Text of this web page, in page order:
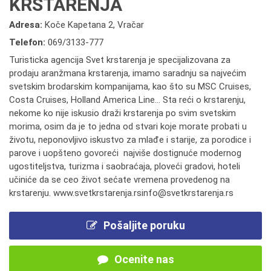
KRSTARENJA
Adresa: Koče Kapetana 2, Vračar
Telefon: 069/3133-777
Turisticka agencija Svet krstarenja je specijalizovana za
prodaju aranžmana krstarenja, imamo saradnju sa najvećim
svetskim brodarskim kompanijama, kao što su MSC Cruises,
Costa Cruises, Holland America Line... Sta reći o krstarenju,
nekome ko nije iskusio draži krstarenja po svim svetskim
morima, osim da je to jedna od stvari koje morate probati u
životu, neponovljivo iskustvo za mlađe i starije, za porodice i
parove i uopšteno govoreći najviše dostignuće modernog
ugostiteljstva, turizma i saobraćaja, ploveći gradovi, hoteli
učiniće da se ceo život sećate vremena provedenog na
krstarenju. www.svetkrstarenja.rsinfo@svetkrstarenja.rs
Pošaljite poruku
Ocenite nas